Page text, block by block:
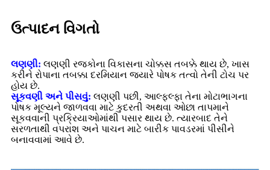
ઉત્પાદન વિગતો
લણણી: લણણી રજકોના વિકાસના ચોક્કસ તબક્કે થાય છે, ખાસ
કરીને રોપાના તબક્કા દરમિયાન જ્યારે પોષક તત્વો તેની ટોચ પર
હોય છે.
સૂકવણી અને પીસવું: લણણી પછી, આલ્ફલ્ફા તેના મોટાભાગના
પોષક મૂલ્યને જાળવવા માટે કુદરતી અથવા ઓછા તાપમાને
સૂકવવાની પ્રક્રિયાઓમાંથી પસાર થાય છે. ત્યારબાદ તેને
સરળતાથી વપરાશ અને પાચન માટે બારીક પાવડરમાં પીસીને
બનાવવામાં આવે છે.